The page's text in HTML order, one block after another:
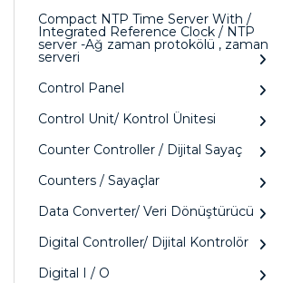
Compact NTP Time Server With /
Integrated Reference Clock / NTP
server -Ağ zaman protokölü , zaman
serveri
Control Panel
Control Unit/ Kontrol Ünitesi
Counter Controller / Dijital Sayaç
Counters / Sayaçlar
Data Converter/ Veri Dönüştürücü
Digital Controller/ Dijital Kontrolör
Digital I / O